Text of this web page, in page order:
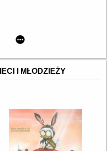
I MŁODZIEŻY